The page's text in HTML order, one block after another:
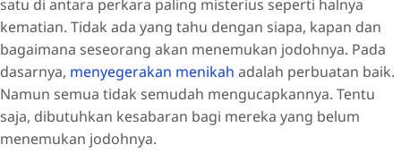
satu di antara perkara paling misterius seperti halnya
kematian. Tidak ada yang tahu dengan siapa, kapan dan
bagaimana seseorang akan menemukan jodohnya. Pada
dasarnya, menyegerakan menikah adalah perbuatan baik.
Namun semua tidak semudah mengucapkannya. Tentu
saja, dibutuhkan kesabaran bagi mereka yang belum
menemukan jodohnya.